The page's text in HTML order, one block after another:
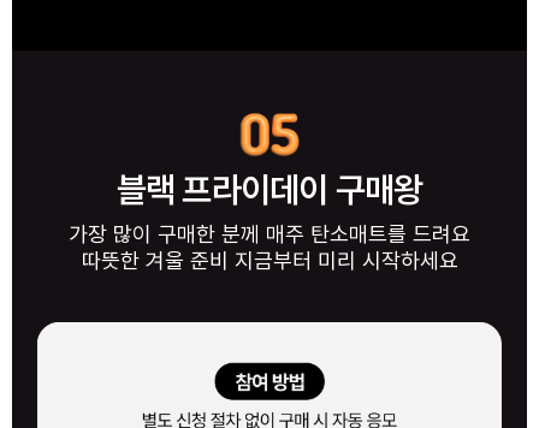
블랙 프라이데이 구매왕
가장 많이 구매한 분께 매주 탄소매트를 드려요
따뜻한 겨울 준비 지금부터 미리 시작하세요